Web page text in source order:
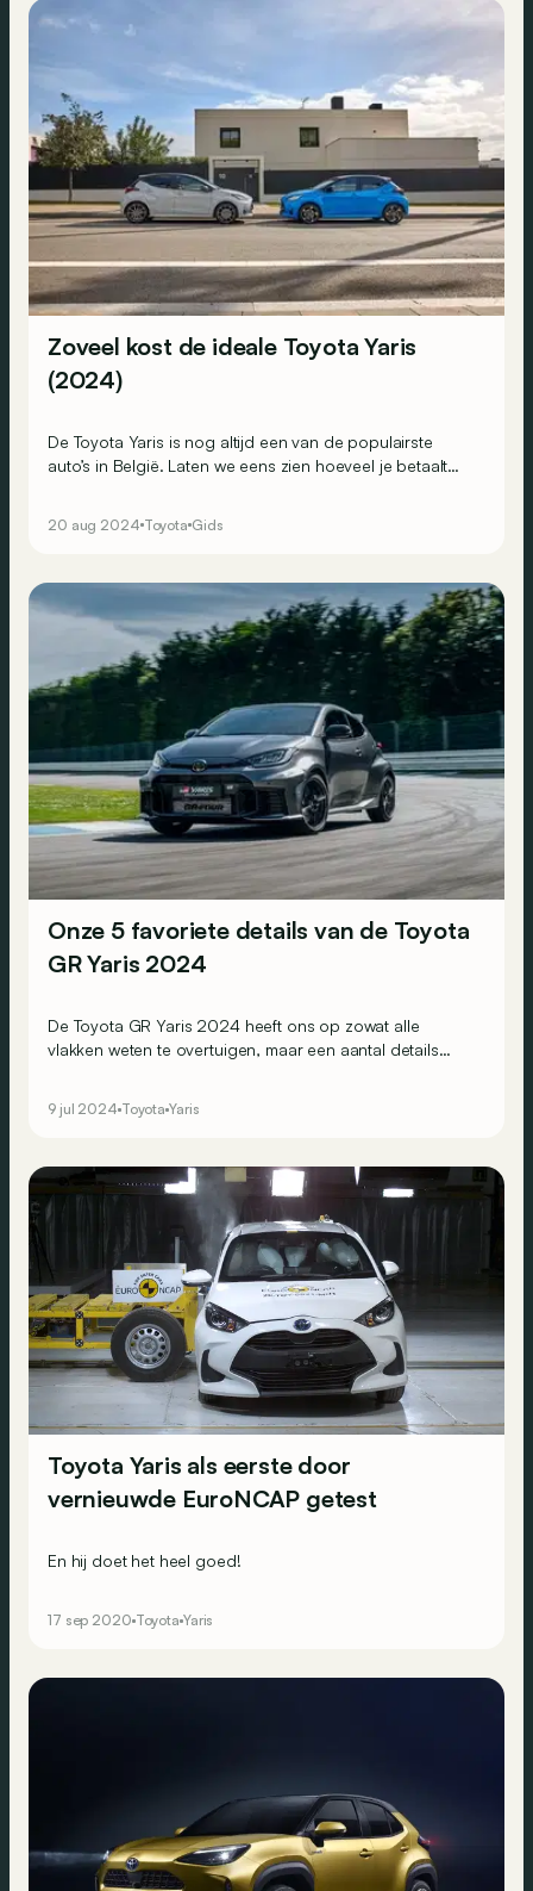
Zoveel kost de ideale Toyota Yaris
(2024)
De Toyota Yaris is nog altijd een van de populairste
auto’s in België. Laten we eens zien hoeveel je betaalt
20 aug 2024 Toyota Gids
Onze 5 favoriete details van de Toyota
GR Yaris 2024
De Toyota GR Yaris 2024 heeft ons op zowat alle
vlakken weten te overtuigen, maar een aantal details
9 jul 2024 Toyota Yaris
Toyota Yaris als eerste door
vernieuwde EuroNCAP getest
En hij doet het heel goed!
17 sep 2020 Toyota Yaris